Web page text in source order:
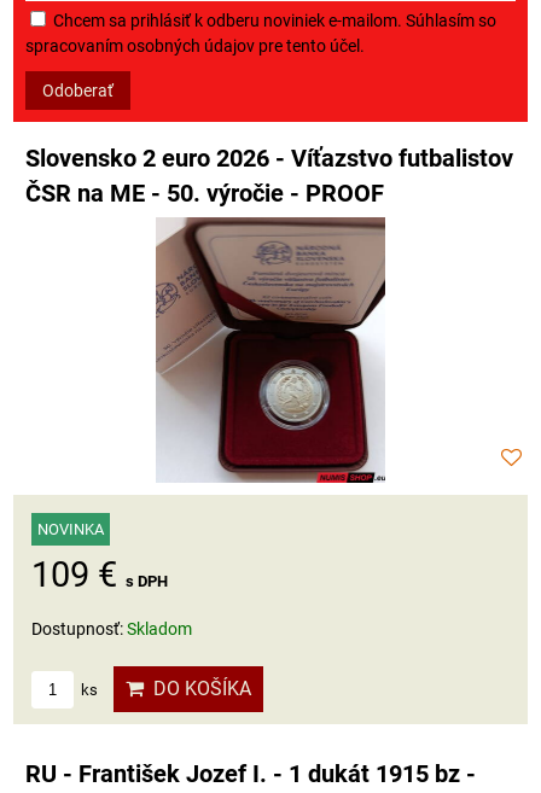
Chcem sa prihlásiť k odberu noviniek e-mailom. Súhlasím so
spracovaním osobných údajov pre tento účel.
Odoberať
Slovensko 2 euro 2026 - Víťazstvo futbalistov
ČSR na ME - 50. výročie - PROOF
NOVINKA
109 € s DPH
Dostupnosť:Skladom
ks DO KOŠÍKA
RU - František Jozef I. - 1 dukát 1915 bz -